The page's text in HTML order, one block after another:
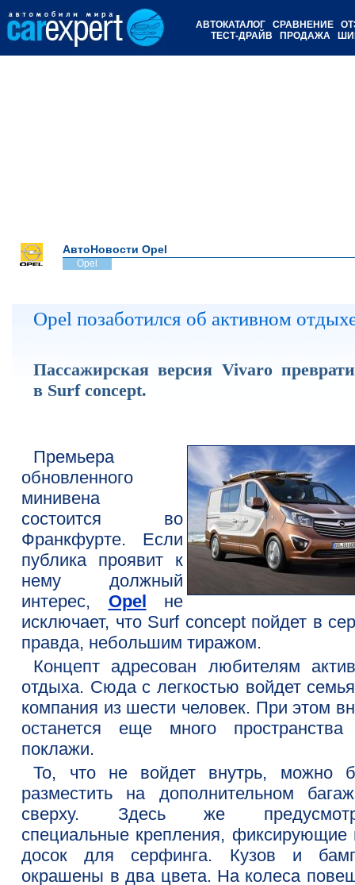
АВТОКАТАЛОГ СРАВНЕНИЕ
ТЕСТ-ДРАЙВ
ПРОДАЖА
АвтоНовости Opel
Opel
Opel позаботился об активном
Пассажирская версия Vivaro
в Surf concept.
Премьера
обновленного
минивена
состоится во
Франкфурте. Если
публика проявит к
нему должный
интерес, Opel не
исключает, что Surf concept пойдет в
правда, небольшим тиражом.
Концепт адресован любителям
отдыха. Сюда с легкостью войдет
компания из шести человек. При этом
останется еще много
поклажи.
То, что не войдет внутрь, можно
разместить на дополнительном
сверху. Здесь же
специальные крепления, фиксирующие
досок для серфинга. Кузов и
окрашены в два цвета. На колеса